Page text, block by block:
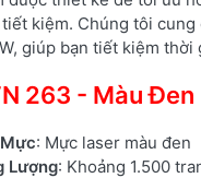
kiệm. Chúng tôi
giúp bạn tiết kiệm thời
263 - Màu Đen
: Mực laser màu đen
Lượng: Khoảng 1.500